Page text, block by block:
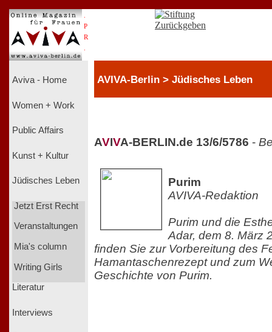
P
R
Aviva - Home
Women + Work
Public Affairs
Kunst + Kultur
Jüdisches Leben
Jetzt Erst Recht
Veranstaltungen
Mia's column
Writing Girls
Literatur
Interviews
AVIVA-Berlin > Jüdisches Leben
AVIVA-BERLIN.de 13/6/5786 -
Purim
AVIVA-Redaktion
Purim und die
Adar, dem 8. März
finden Sie zur Vorbereitung des
Hamantaschenrezept und zum
Geschichte von Purim.